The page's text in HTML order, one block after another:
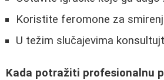
Koristite feromone za
U težim slučajevima
Kada potražiti profesionalnu